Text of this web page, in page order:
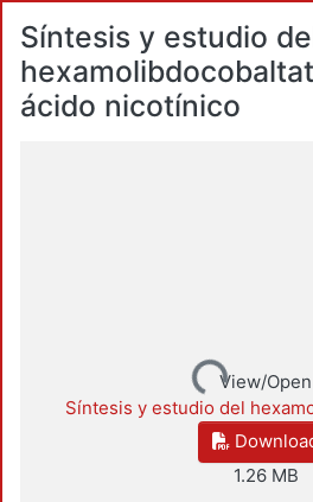
Síntesis y estudio
ácido nicotínico
Loading...View/Open
Síntesis y estudio del
1.26 MB